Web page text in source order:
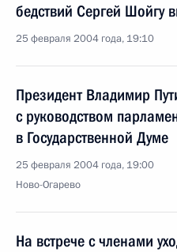
бедствий Сергей Шойгу
25 февраля 2004 года, 19:10
Президент Владимир
с руководством
в Государственной Думе
25 февраля 2004 года, 19:00
Ново-Огарево
На встрече с членами